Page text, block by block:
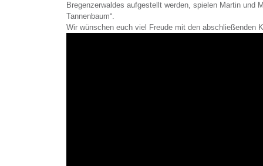
Bregenzerwaldes aufgestellt werden, spielen Martin und
Tannenbaum“.
Wir wünschen euch viel Freude mit den abschließenden